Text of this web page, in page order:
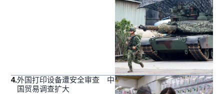
4.外国打印设备遭安全审查 中
国贸易调查扩大